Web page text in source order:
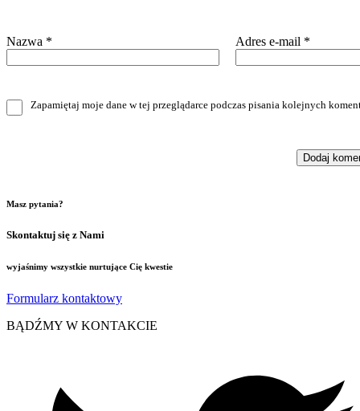
Nazwa * Adres e-mail *
Zapamiętaj moje dane w tej przeglądarce podczas pisania kolejnych
Masz pytania?
Skontaktuj się z Nami
wyjaśnimy wszystkie nurtujące Cię kwestie
Formularz kontaktowy
BĄDŹMY W KONTAKCIE